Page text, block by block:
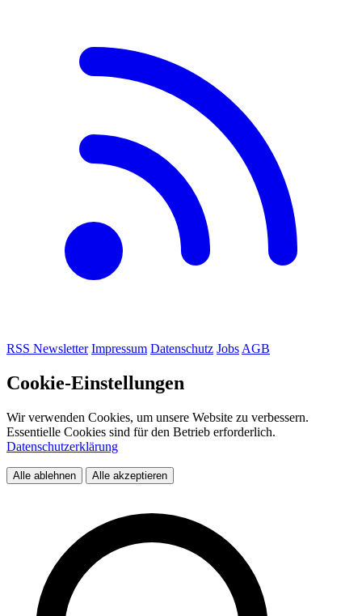
RSS Newsletter Impressum Datenschutz Jobs AGB
Cookie-Einstellungen
Wir verwenden Cookies, um unsere Website zu verbessern.
Essentielle Cookies sind für den Betrieb erforderlich.
Datenschutzerklärung
Alle ablehnen Alle akzeptieren